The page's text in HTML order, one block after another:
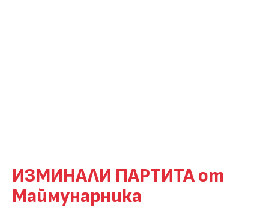
ИЗМИНАЛИ ПАРТИТА от
Маймунарника